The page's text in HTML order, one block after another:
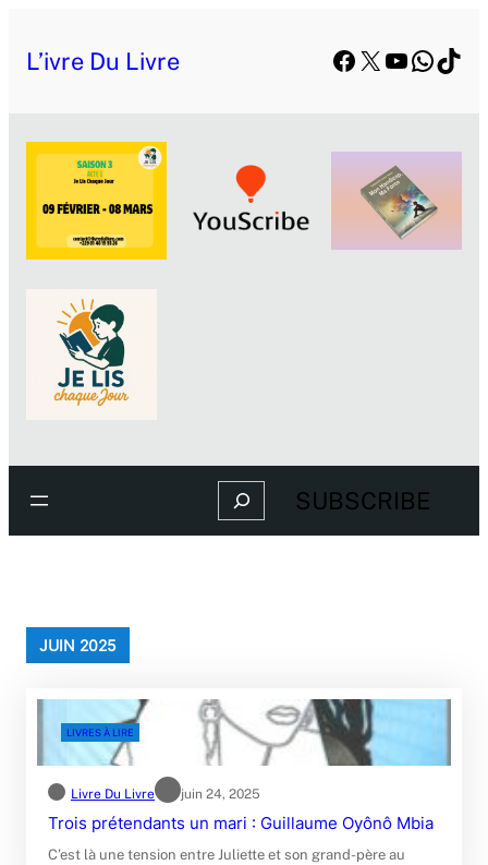
auL’ivre Du Livre Facebook
X YouTube
Search SUBSCRIBE
JUIN 2025
LIVRES À LIRE
Livre Du Livre juin 24, 2025
Trois prétendants un mari : Guillaume Oyônô Mbia
C’est là une tension entre Juliette et son grand-père au